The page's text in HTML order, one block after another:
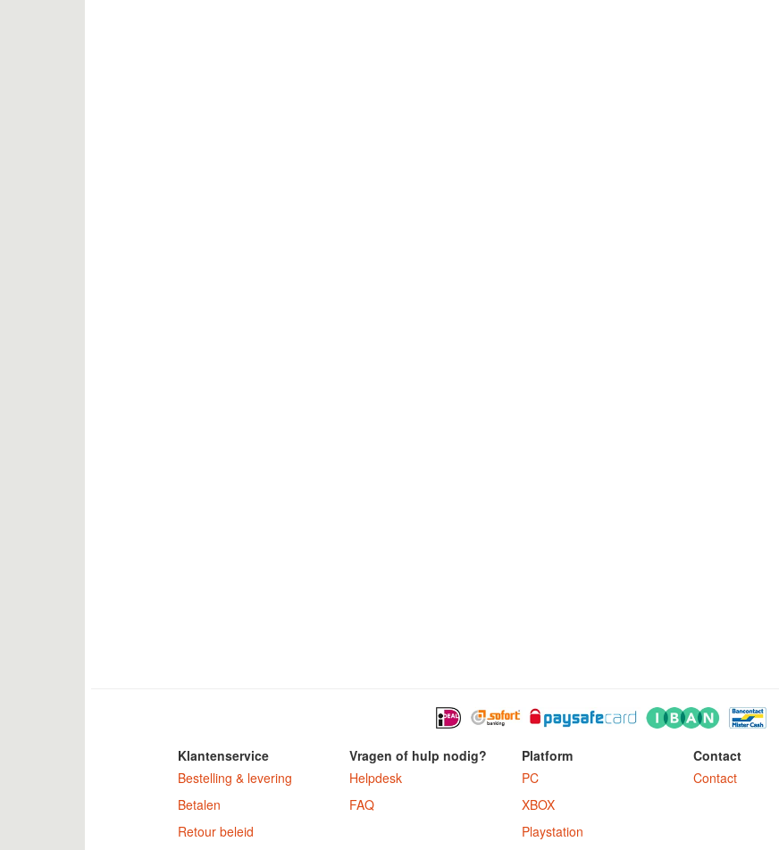
Klantenservice
Bestelling & levering
Betalen
Retour beleid
Vragen of hulp nodig?
Helpdesk
FAQ
Platform
PC
XBOX
Playstation
Contact
Contact